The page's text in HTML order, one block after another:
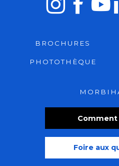
Comment
Foire aux
BROCHURES
PHOTOTHÈQUE